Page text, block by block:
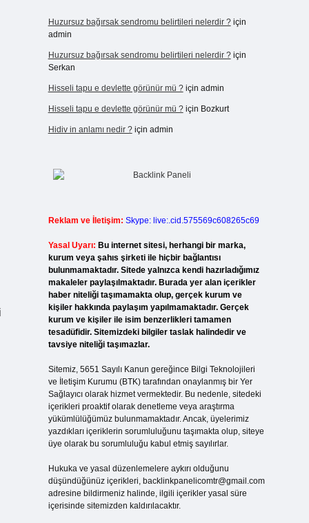
Huzursuz bağırsak sendromu belirtileri nelerdir ?için
admin
Huzursuz bağırsak sendromu belirtileri nelerdir ?için
Serkan
Hisseli tapu e devlette görünür mü ?için admin
Hisseli tapu e devlette görünür mü ?için Bozkurt
Hidiv in anlamı nedir ?için admin
Reklam ve İletişim: Skype: live:.cid.575569c608265c69
Yasal Uyarı: Bu internet sitesi, herhangi bir marka,
kurum veya şahıs şirketi ile hiçbir bağlantısı
bulunmamaktadır. Sitede yalnızca kendi hazırladığımız
makaleler paylaşılmaktadır. Burada yer alan içerikler
haber niteliği taşımamakta olup, gerçek kurum ve
kişiler hakkında paylaşım yapılmamaktadır. Gerçek
kurum ve kişiler ile isim benzerlikleri tamamen
tesadüfidir. Sitemizdeki bilgiler taslak halindedir ve
tavsiye niteliği taşımazlar.
Sitemiz, 5651 Sayılı Kanun gereğince Bilgi Teknolojileri
ve İletişim Kurumu (BTK) tarafından onaylanmış bir Yer
Sağlayıcı olarak hizmet vermektedir. Bu nedenle, sitedeki
içerikleri proaktif olarak denetleme veya araştırma
yükümlülüğümüz bulunmamaktadır. Ancak, üyelerimiz
yazdıkları içeriklerin sorumluluğunu taşımakta olup, siteye
üye olarak bu sorumluluğu kabul etmiş sayılırlar.
Hukuka ve yasal düzenlemelere aykırı olduğunu
düşündüğünüz içerikleri, backlinkpanelicomtr@gmail.com
adresine bildirmeniz halinde, ilgili içerikler yasal süre
içerisinde sitemizden kaldırılacaktır.